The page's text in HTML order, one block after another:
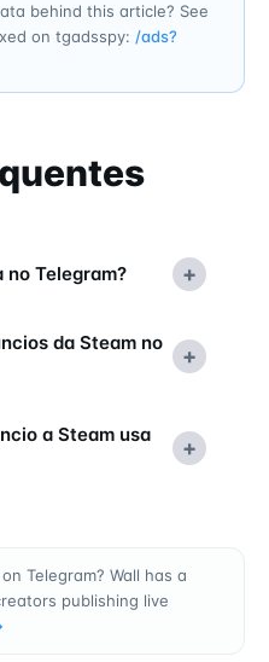
behind this article? See
on tgadsspy: /ads?
no Telegram? +
da Steam no
+
a Steam usa
+
Telegram? Wall has a
publishing live